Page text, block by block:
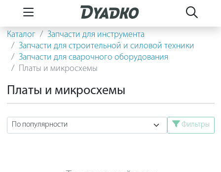
Каталог
Запчасти для инструмента
Запчасти для строительной и силовой техники
Запчасти для сварочного оборудования
Платы и микросхемы
Платы и микросхемы
Фильтры